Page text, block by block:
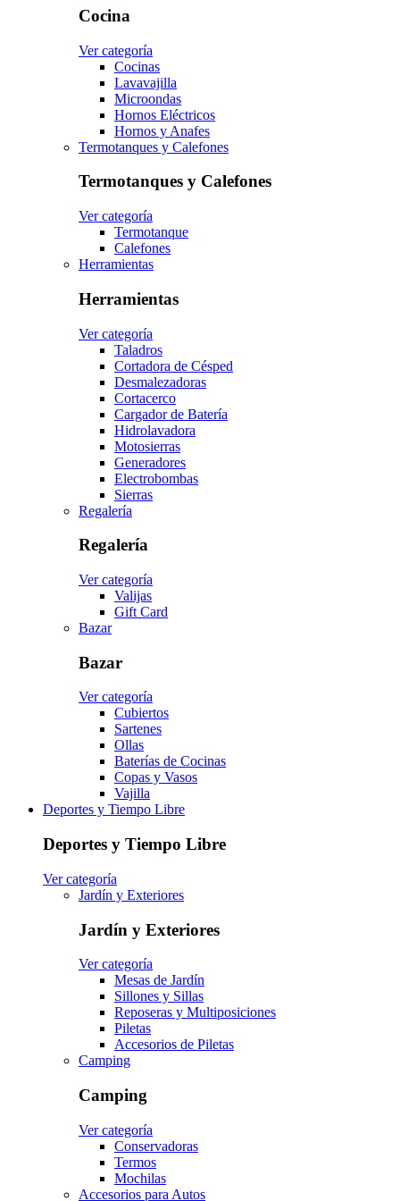
Cocina
Ver categoría
Cocinas
Lavavajilla
Microondas
Hornos Eléctricos
Hornos y Anafes
Termotanques y Calefones
Termotanques y Calefones
Ver categoría
Termotanque
Calefones
Herramientas
Herramientas
Ver categoría
Taladros
Cortadora de Césped
Desmalezadoras
Cortacerco
Cargador de Batería
Hidrolavadora
Motosierras
Generadores
Electrobombas
Sierras
Regalería
Regalería
Ver categoría
Valijas
Gift Card
Bazar
Bazar
Ver categoría
Cubiertos
Sartenes
Ollas
Baterías de Cocinas
Copas y Vasos
Vajilla
Deportes y Tiempo Libre
Deportes y Tiempo Libre
Ver categoría
Jardín y Exteriores
Jardín y Exteriores
Ver categoría
Mesas de Jardín
Sillones y Sillas
Reposeras y Multiposiciones
Piletas
Accesorios de Piletas
Camping
Camping
Ver categoría
Conservadoras
Termos
Mochilas
Accesorios para Autos